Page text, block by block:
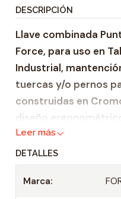
i
d
a
d
DESCRIPCIÓN
Llave combinada
Force, para uso en
Industrial,
tuercas y/o pernos
construidas en
diseño
donde se ejerce
Características:
Leer más
DETALLES
Marca: